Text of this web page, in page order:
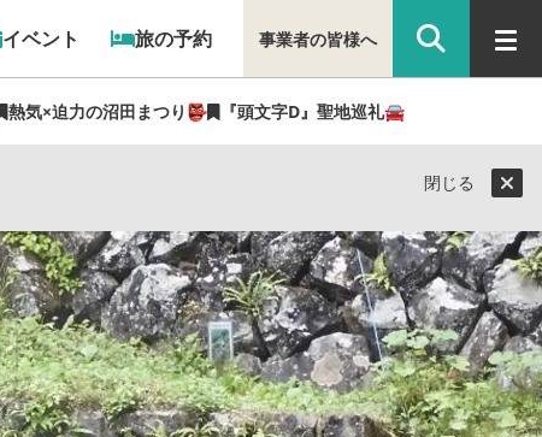
イベント 旅の予約
熱気×迫力の沼田まつり👺 『頭文字D』聖地巡礼🚘
事業者の皆様へ
閉じる